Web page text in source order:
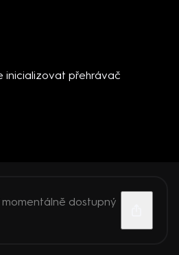
inicializovat přehrávač
dostupný